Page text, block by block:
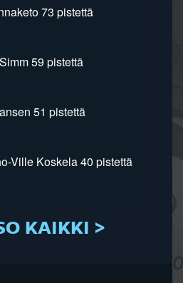
73 pistettä
59 pistettä
51 pistettä
Ville Koskela 40 pistettä
KAIKKI >